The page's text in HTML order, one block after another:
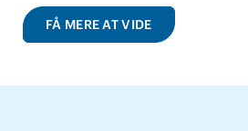
FÅ MERE AT VIDE